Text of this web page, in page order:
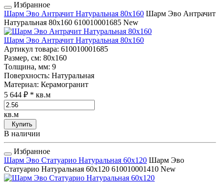
Избранное
Шарм Эво Антрачит Натуральная 80x160 Шарм Эво Антрачит
Натуральная 80x160 610010001685 New
Шарм Эво Антрачит Натуральная 80x160
Артикул товара: 610010001685
Размер, см: 80x160
Толщина, мм: 9
Поверхность: Натуральная
Материал: Керамогранит
5 644 ₽ * кв.м
кв.м
Купить
В наличии
Избранное
Шарм Эво Статуарио Натуральная 60x120 Шарм Эво
Статуарио Натуральная 60x120 610010001410 New